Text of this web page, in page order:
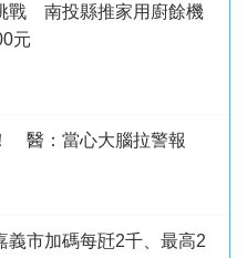
戰 南投縣推家用廚餘機
元
醫：當心大腦拉警報
市加碼每瓩2千、最高2